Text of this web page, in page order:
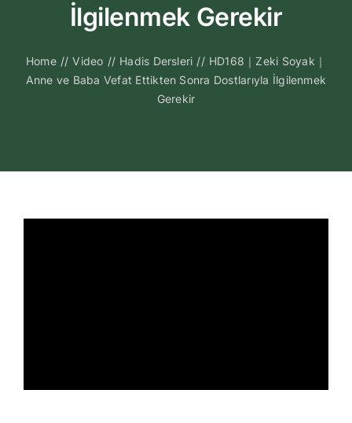
Sesli
İlgilenmek Gerekir
Home // Video // Hadis Dersleri // HD168｜Zeki Soyak｜
Anne ve Baba Vefat Ettikten Sonra Dostlarıyla İlgilenmek
Gerekir